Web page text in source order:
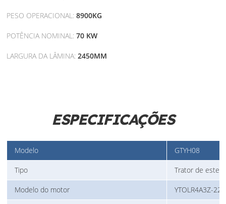
PESO OPERACIONAL:8900KG
POTÊNCIA NOMINAL:70 KW
LARGURA DA LÂMINA:2450MM
ESPECIFICAÇÕES
Modelo GTYH08
Tipo Trator de
Modelo do motor YTOLR4A3Z-22